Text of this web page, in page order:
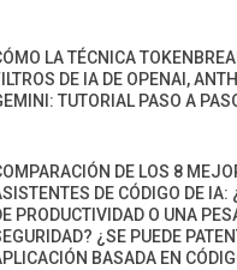
LA TÉCNICA
DE IA DE OPENAI,
TUTORIAL PASO A
DE LOS 8
DE CÓDIGO DE IA:
PRODUCTIVIDAD O UNA
¿SE PUEDE
BASADA EN